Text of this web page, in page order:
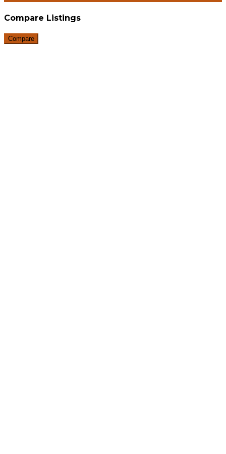
Compare Listings
Compare